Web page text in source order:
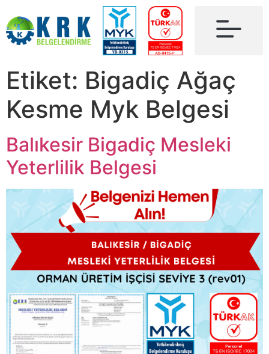
Etiket: Bigadiç Ağaç
Kesme Myk Belgesi
Balıkesir Bigadiç Mesleki
Yeterlilik Belgesi